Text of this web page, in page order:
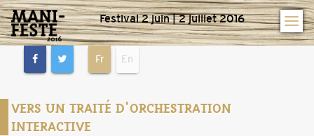
Festival 2 juin | 2 juillet 2016
Fr En
VERS UN TRAITÉ D'ORCHESTRATION
INTERACTIVE